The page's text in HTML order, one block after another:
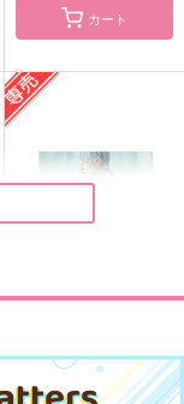
Mix Your Drinks
みかんやさん
2,357円（税込）
篁志季×奥井翼
カート
Cries
Meteor